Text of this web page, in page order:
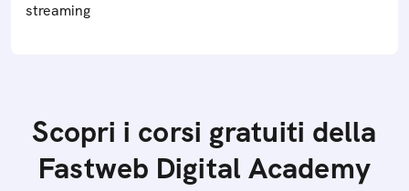
streaming
Scopri i corsi gratuiti della
Fastweb Digital Academy